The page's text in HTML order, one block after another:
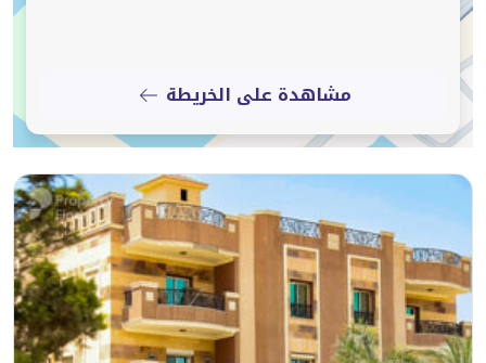
مشاهدة على الخريطة